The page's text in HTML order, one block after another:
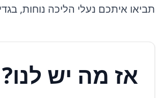
תביאו איתכם נעלי הליכה נוחות,
אז מה יש לנו?